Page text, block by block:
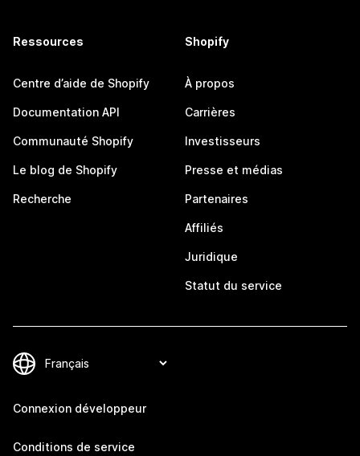
Ressources
Centre d’aide de Shopify
Documentation API
Communauté Shopify
Le blog de Shopify
Recherche
Shopify
À propos
Carrières
Investisseurs
Presse et médias
Partenaires
Affiliés
Juridique
Statut du service
Connexion développeur
Conditions de service